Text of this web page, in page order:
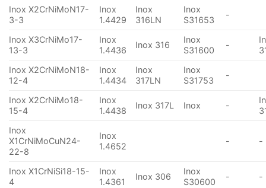
Inox X2CrNiMoN17-
3-3
Inox
1.4429
Inox
316LN
Inox
S31653
-
Inox X3CrNiMo17-
13-3
Inox
1.4436
Inox 316
Inox
S31600
-
Inox X2CrNiMoN18-
12-4
Inox
1.4434
Inox
317LN
Inox
S31753
-
Inox X2CrNiMo18-
15-4
Inox
1.4438
Inox 317L Inox -
Inox
X1CrNiMoCuN24-
22-8
Inox
1.4652
- -
Inox X1CrNiSi18-15-
4
Inox
1.4361
Inox 306
Inox
S30600
- -